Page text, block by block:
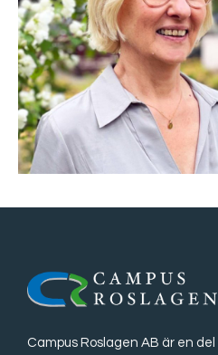
Campus Roslagen AB är en